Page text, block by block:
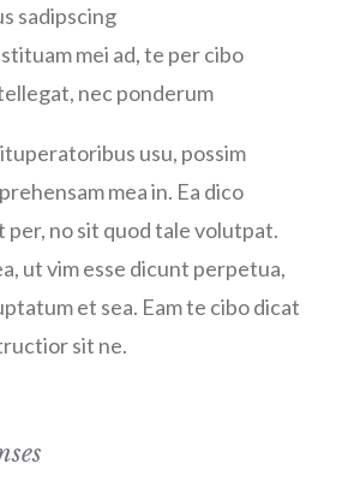
sadipscing
mei ad, te per cibo
nec ponderum
usu, possim
mea in. Ea dico
no sit quod tale volutpat.
ut vim esse dicunt perpetua,
et sea. Eam te cibo dicat
sit ne.